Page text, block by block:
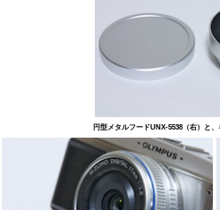
円型メタルフードUNX-5538（右）と、